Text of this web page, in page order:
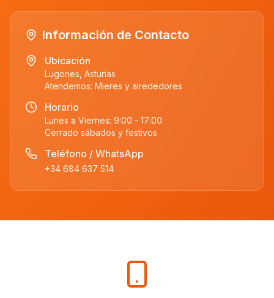
Información de Contacto
Ubicación
Lugones, Asturias
Atendemos: Mieres y alrededores
Horario
Lunes a Viernes: 9:00 - 17:00
Cerrado sábados y festivos
Teléfono / WhatsApp
+34 684 637 514